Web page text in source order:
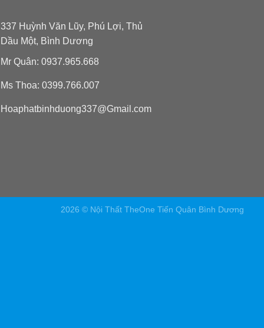
337 Huỳnh Văn Lũy, Phú Lợi, Thủ
Dầu Một, Bình Dương
Mr Quân: 0937.965.668
Ms Thoa: 0399.766.007
Hoaphatbinhduong337@Gmail.com
2026 © Nội Thất TheOne Tiến Quân Bình Dương